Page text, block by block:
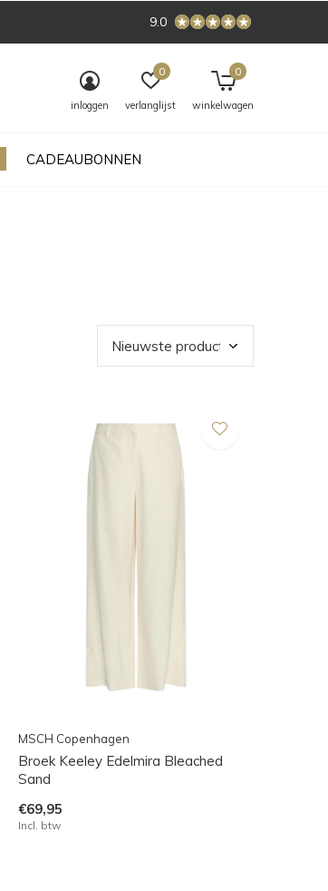
CADEAUBONNEN
inloggen verlanglijst
0
winkelwagen
0
9.0
MSCH Copenhagen
Broek Keeley Edelmira Bleached
Sand
€69,95
Incl. btw